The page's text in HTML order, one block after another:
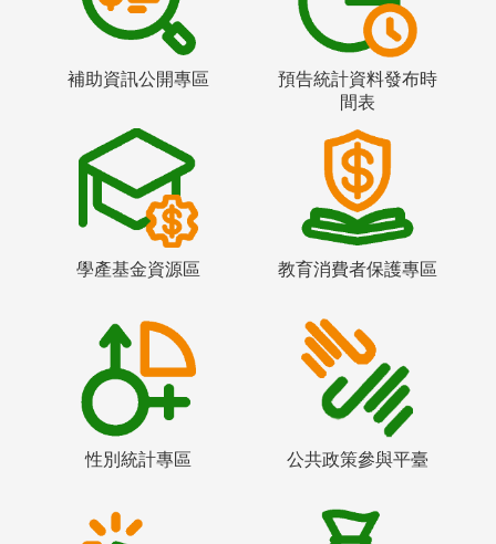
補助資訊公開專區
預告統計資料發布時
間表
學產基金資源區 教育消費者保護專區
性別統計專區 公共政策參與平臺